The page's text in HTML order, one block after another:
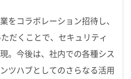
をコラボレーション招待し、
だくことで、セキュリティ
。今後は、社内での各種シス
ツハブとしてのさらなる活用